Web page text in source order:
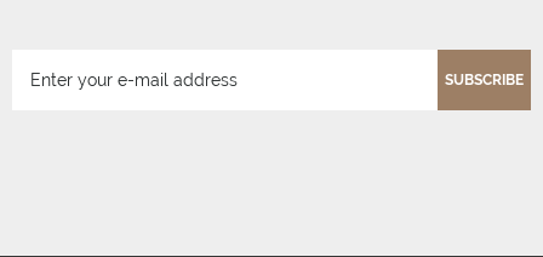
SUBSCRIBE